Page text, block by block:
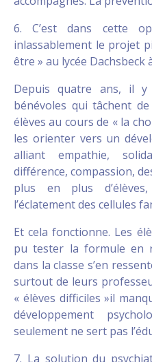
6. C’est dans cette
inlassablement le projet
être » au lycée Dachsbeck
Depuis quatre ans, il y
bénévoles qui tâchent
élèves au cours de « la
les orienter vers un
alliant empathie,
différence, compassion,
plus en plus
l’éclatement des cellules
Et cela fonctionne. Les
pu tester la formule en
dans la classe s’en
surtout de leurs
« élèves difficiles »il
développement
seulement ne sert pas
7. La solution du